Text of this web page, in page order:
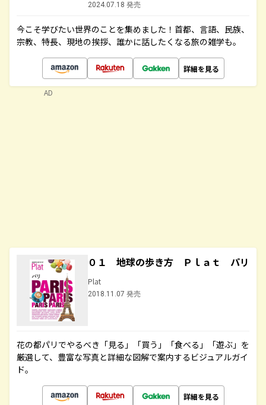
2024.07.18 発売
今こそ学びたい世界のことを集めました！首都、言語、民族、
宗教、特長、現地の挨拶、誰かに話したくなる旅の雑学も。
詳細を見る
０１ 地球の歩き方 Ｐｌａｔ パリ
Plat
2018.11.07 発売
花の都パリでやるべき「見る」「買う」「食べる」「遊ぶ」を
厳選して、豊富な写真と詳細な図解で案内するビジュアルガイ
ド。
詳細を見る
AD